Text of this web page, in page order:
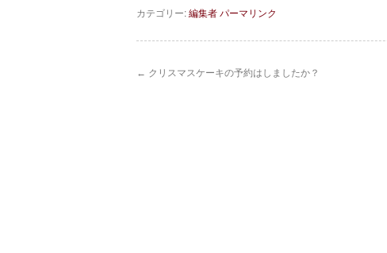
カテゴリー:編集者パーマリンク
← クリスマスケーキの予約はしましたか？